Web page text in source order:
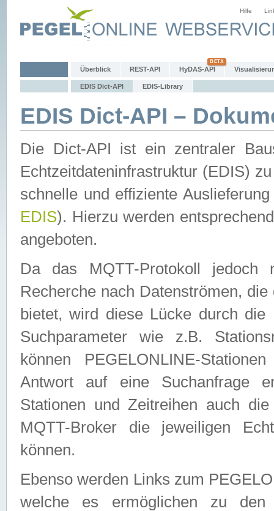
Hilfe
Überblick REST-API HyDAS-API
EDIS Dict-API EDIS-Library
EDIS Dict-API –
Die Dict-API ist ein zentraler
Echtzeitdateninfrastruktur (EDIS)
schnelle und effiziente
EDIS). Hierzu werden
angeboten.
Da das MQTT-Protokoll jedoch
Recherche nach Datenströmen,
bietet, wird diese Lücke durch die
Suchparameter wie z.B.
können PEGELONLINE-
Antwort auf eine Suchanfrage
Stationen und Zeitreihen auch
MQTT-Broker die jeweiligen
können.
Ebenso werden Links zum
welche es ermöglichen zu den